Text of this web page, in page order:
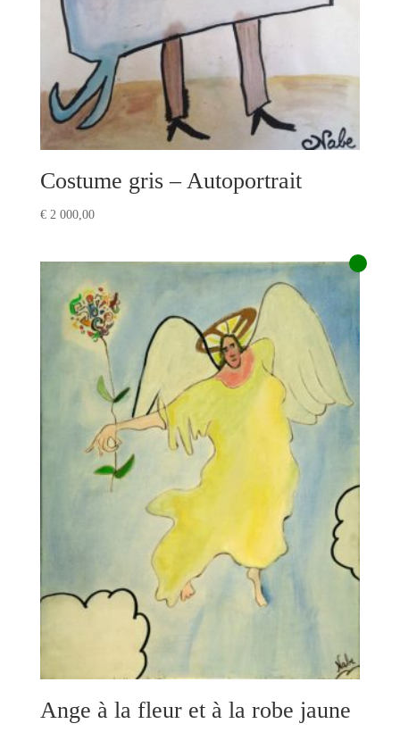
Costume gris – Autoportrait
€2 000,00
Ange à la fleur et à la robe jaune